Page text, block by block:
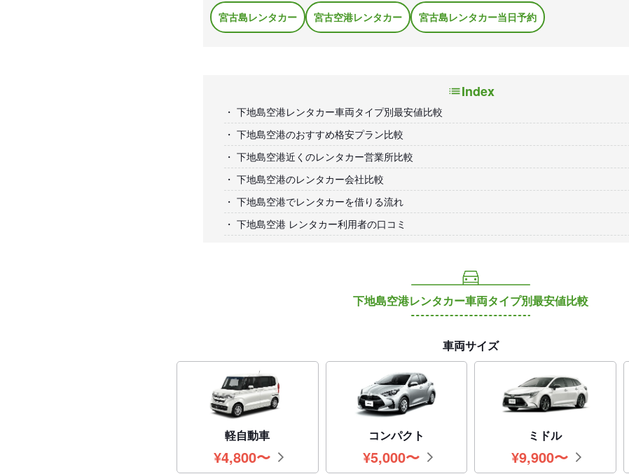
宮古島レンタカー 宮古空港レンタカー 宮古島レンタカー当日予約
Index
下地島空港レンタカー車両タイプ別最安値比較
下地島空港のおすすめ格安プラン比較
下地島空港近くのレンタカー営業所比較
下地島空港のレンタカー会社比較
下地島空港でレンタカーを借りる流れ
下地島空港 レンタカー利用者の口コミ
下地島空港レンタカー車両タイプ別最安値比較
車両サイズ
軽自動車
¥4,800円
〜
コンパクト
¥5,000円
〜
ミドル
¥9,900円
〜